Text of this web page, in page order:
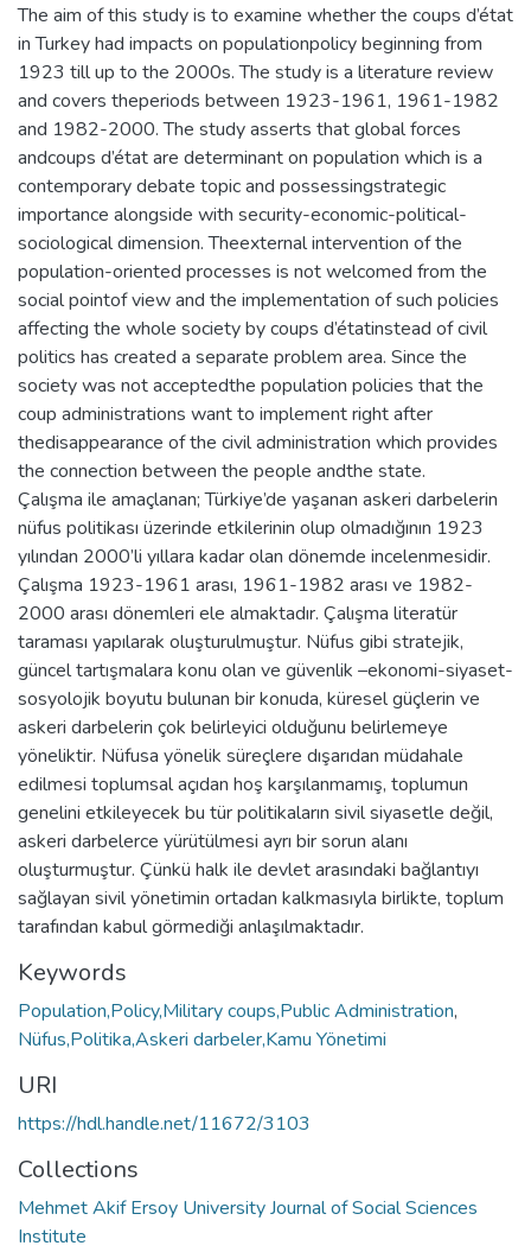
The aim of this study is to examine whether the coups d’état
in Turkey had impacts on populationpolicy beginning from
1923 till up to the 2000s. The study is a literature review
and covers theperiods between 1923-1961, 1961-1982
and 1982-2000. The study asserts that global forces
andcoups d’état are determinant on population which is a
contemporary debate topic and possessingstrategic
importance alongside with security-economic-political-
sociological dimension. Theexternal intervention of the
population-oriented processes is not welcomed from the
social pointof view and the implementation of such policies
affecting the whole society by coups d’étatinstead of civil
politics has created a separate problem area. Since the
society was not acceptedthe population policies that the
coup administrations want to implement right after
thedisappearance of the civil administration which provides
the connection between the people andthe state.
Çalışma ile amaçlanan; Türkiye’de yaşanan askeri darbelerin
nüfus politikası üzerinde etkilerinin olup olmadığının 1923
yılından 2000’li yıllara kadar olan dönemde incelenmesidir.
Çalışma 1923-1961 arası, 1961-1982 arası ve 1982-
2000 arası dönemleri ele almaktadır. Çalışma literatür
taraması yapılarak oluşturulmuştur. Nüfus gibi stratejik,
güncel tartışmalara konu olan ve güvenlik –ekonomi-siyaset-
sosyolojik boyutu bulunan bir konuda, küresel güçlerin ve
askeri darbelerin çok belirleyici olduğunu belirlemeye
yöneliktir. Nüfusa yönelik süreçlere dışarıdan müdahale
edilmesi toplumsal açıdan hoş karşılanmamış, toplumun
genelini etkileyecek bu tür politikaların sivil siyasetle değil,
askeri darbelerce yürütülmesi ayrı bir sorun alanı
oluşturmuştur. Çünkü halk ile devlet arasındaki bağlantıyı
sağlayan sivil yönetimin ortadan kalkmasıyla birlikte, toplum
tarafından kabul görmediği anlaşılmaktadır.
Keywords
Population,Policy,Military coups,Public Administration,
Nüfus,Politika,Askeri darbeler,Kamu Yönetimi
URI
https://hdl.handle.net/11672/3103
Collections
Mehmet Akif Ersoy University Journal of Social Sciences
Institute